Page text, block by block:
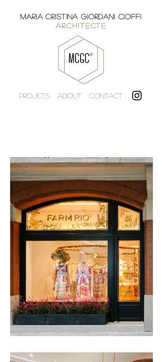
PROJETS ABOUT CONTACT
MARIA CRISTINA GIORDANI CIOFFI
ARCHITECTE